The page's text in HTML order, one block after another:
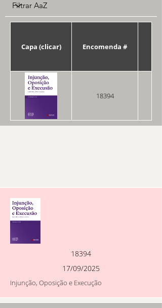
Capa (clicar) Encomenda #
18394
18394
17/09/2025
Injunção, Oposição e Execução